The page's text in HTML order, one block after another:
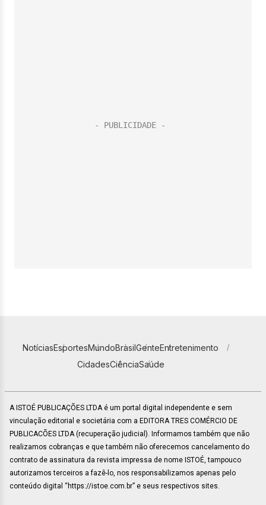
NotíciasEsportesMundoBrasilGenteEntretenimento
CidadesCiênciaSaúde
A ISTOÉ PUBLICAÇÕES LTDA é um portal digital independente e sem
vinculação editorial e societária com a EDITORA TRES COMÉRCIO DE
PUBLICACÕES LTDA (recuperação judicial). Informamos também que não
realizamos cobranças e que também não oferecemos cancelamento do
contrato de assinatura da revista impressa de nome ISTOÉ, tampouco
autorizamos terceiros a fazê-lo, nos responsabilizamos apenas pelo
conteúdo digital “https://istoe.com.br” e seus respectivos sites.